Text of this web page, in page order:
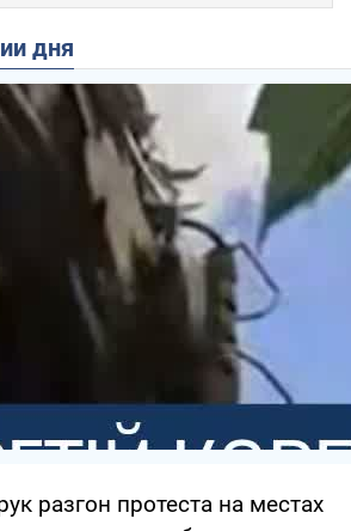
дня
разгон протеста на местах